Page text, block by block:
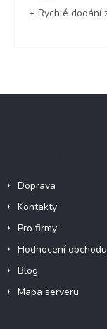
+ Rychlé dodání
Doprava
Kontakty
Pro firmy
Hodnocení obchodu
Blog
Mapa serveru